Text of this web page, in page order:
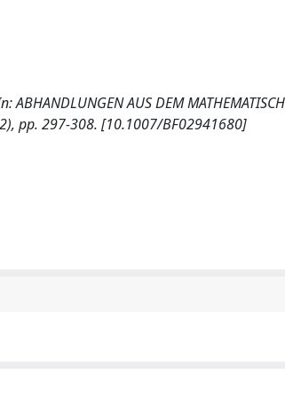
AUS DEM
pp. 297-308. [10.1007/BF02941680]